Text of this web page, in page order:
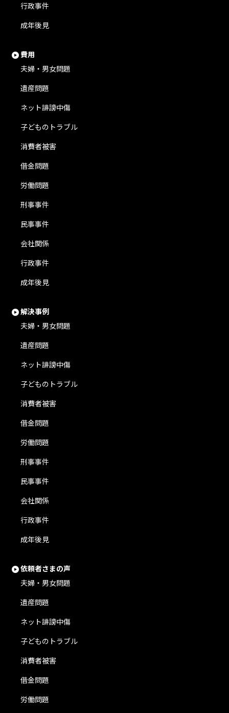
行政事件
成年後見
費用
夫婦・男女問題
遺産問題
ネット誹謗中傷
子どものトラブル
消費者被害
借金問題
労働問題
刑事事件
民事事件
会社関係
行政事件
成年後見
解決事例
夫婦・男女問題
遺産問題
ネット誹謗中傷
子どものトラブル
消費者被害
借金問題
労働問題
刑事事件
民事事件
会社関係
行政事件
成年後見
依頼者さまの声
夫婦・男女問題
遺産問題
ネット誹謗中傷
子どものトラブル
消費者被害
借金問題
労働問題